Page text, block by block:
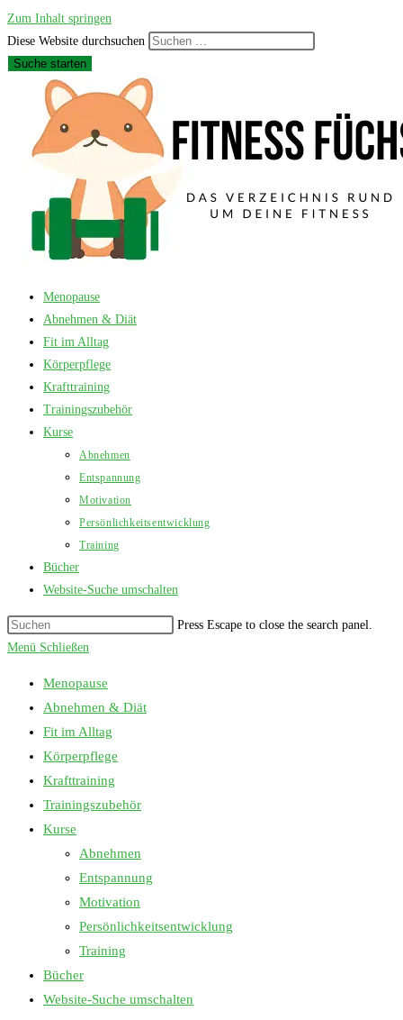
Zum Inhalt springen
Diese Website durchsuchen
Suche starten
Menopause
Abnehmen & Diät
Fit im Alltag
Körperpflege
Krafttraining
Trainingszubehör
Kurse
Abnehmen
Entspannung
Motivation
Persönlichkeitsentwicklung
Training
Bücher
Website-Suche umschalten
Press Escape to close the search panel.
Menü Schließen
Menopause
Abnehmen & Diät
Fit im Alltag
Körperpflege
Krafttraining
Trainingszubehör
Kurse
Abnehmen
Entspannung
Motivation
Persönlichkeitsentwicklung
Training
Bücher
Website-Suche umschalten